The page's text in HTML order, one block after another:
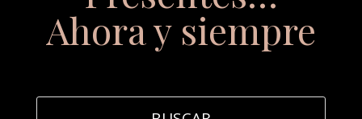
Ahora y siempre